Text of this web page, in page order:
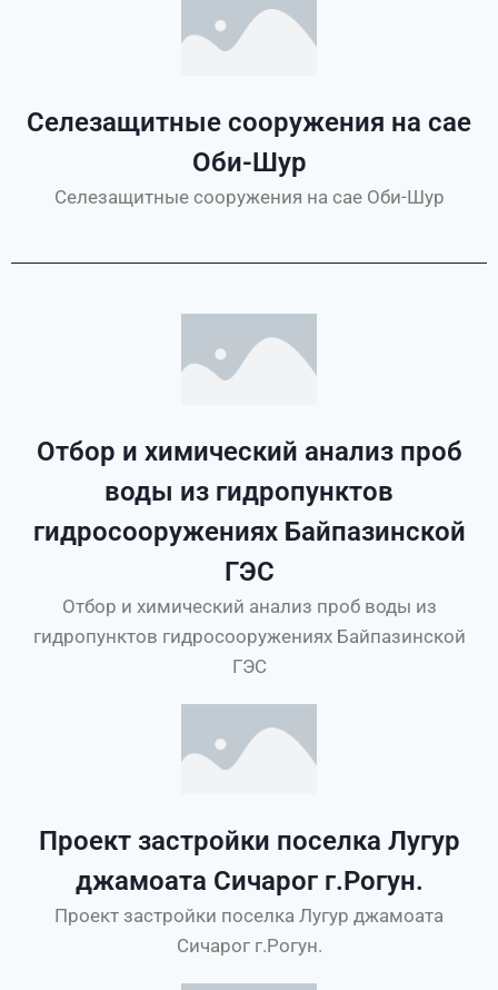
Селезащитные сооружения на сае
Оби-Шур
Селезащитные сооружения на сае Оби-Шур
Отбор и химический анализ проб
воды из гидропунктов
гидросооружениях Байпазинской
ГЭС
Отбор и химический анализ проб воды из
гидропунктов гидросооружениях Байпазинской
ГЭС
Проект застройки поселка Лугур
джамоата Сичарог г.Рогун.
Проект застройки поселка Лугур джамоата
Сичарог г.Рогун.